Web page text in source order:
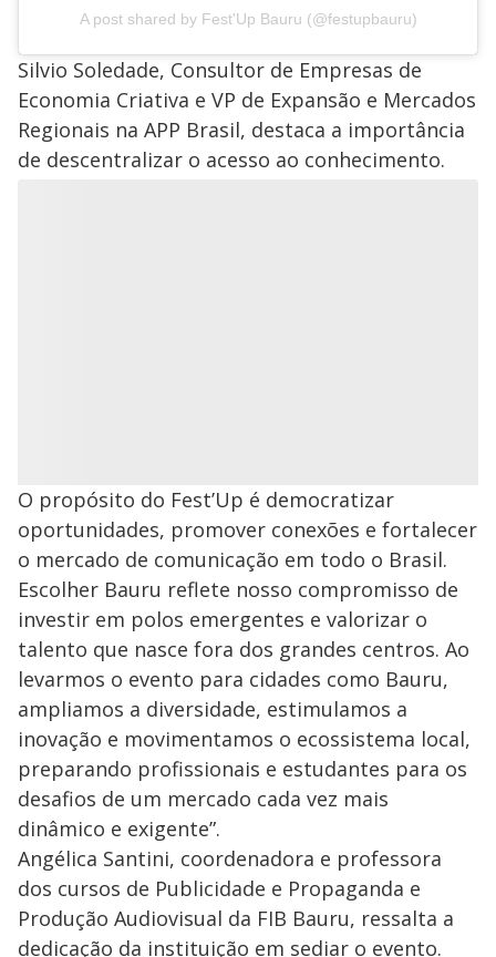
A post shared by Fest'Up Bauru (@festupbauru)
Silvio Soledade, Consultor de Empresas de
Economia Criativa e VP de Expansão e Mercados
Regionais na APP Brasil, destaca a importância
de descentralizar o acesso ao conhecimento.
O propósito do Fest’Up é democratizar
oportunidades, promover conexões e fortalecer
o mercado de comunicação em todo o Brasil.
Escolher Bauru reflete nosso compromisso de
investir em polos emergentes e valorizar o
talento que nasce fora dos grandes centros. Ao
levarmos o evento para cidades como Bauru,
ampliamos a diversidade, estimulamos a
inovação e movimentamos o ecossistema local,
preparando profissionais e estudantes para os
desafios de um mercado cada vez mais
dinâmico e exigente”.
Angélica Santini, coordenadora e professora
dos cursos de Publicidade e Propaganda e
Produção Audiovisual da FIB Bauru, ressalta a
dedicação da instituição em sediar o evento.